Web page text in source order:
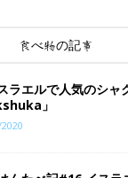
食べ物の記事
ラエルで人気のシャ
」